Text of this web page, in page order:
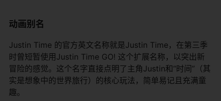
动画别名
Justin Time 的官方英文名称就是Justin Time，在第三季
时曾短暂使用Justin Time GO! 这个扩展名称，以突出新
冒险的感觉。这个名字直接点明了主角Justin和“时间”（其
实是想象中的世界旅行）的核心玩法，简单易记且充满童
趣。